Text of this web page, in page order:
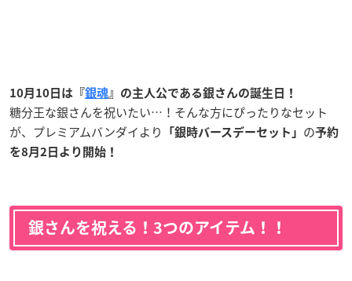
10月10日は『銀魂 』の主人公である銀さんの誕生日！
糖分王な銀さんを祝いたい…！そんな方にぴったりなセット
が、プレミアムバンダイより
「銀時バースデーセット」 の予約
を8月2日より開始！
銀さんを祝える！3つのアイテム！！